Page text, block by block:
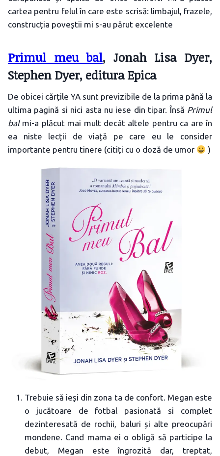
cartea pentru felul în care este scrisă: limbajul, frazele,
construcția poveștii mi s-au părut excelente
Primul meu bal, Jonah Lisa Dyer,
Stephen Dyer, editura Epica
De obicei cărțile YA sunt previzibile de la prima până la
ultima pagină si nici asta nu iese din tipar. Însă Primul
balmi-a plăcut mai mult decât altele pentru ca are în
ea niste lecții de viață pe care eu le consider
importante pentru tinere (citiți cu o doză de umor
)
Trebuie să ieși din zona ta de confort. Megan este
o jucătoare de fotbal pasionată si complet
dezinteresată de rochii, baluri și alte preocupări
mondene. Cand mama ei o obligă să participe la
debut, Megan este îngrozită dar, treptat,